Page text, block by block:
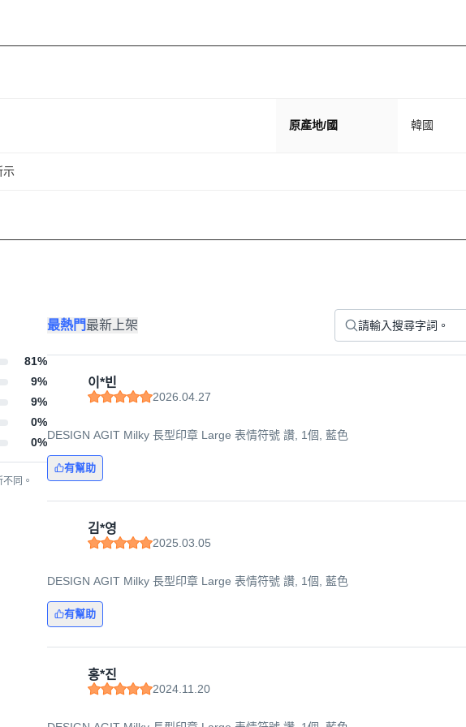
原產地/國 韓國
示
81%
9%
9%
0%
0%
同。
最熱門最新上架
이*빈
2026.04.27
DESIGN AGIT Milky 長型印章 Large 表情符號 讚, 1個, 藍色
有幫助
김*영
2025.03.05
DESIGN AGIT Milky 長型印章 Large 表情符號 讚, 1個, 藍色
有幫助
홍*진
2024.11.20